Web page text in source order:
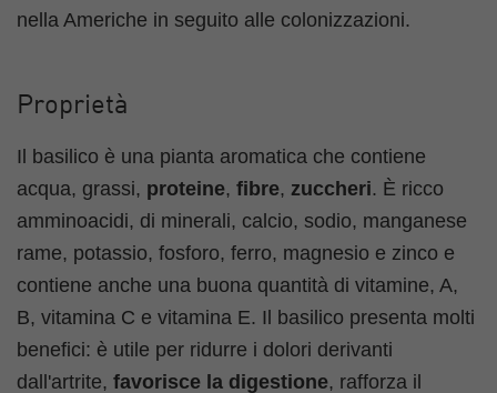
nella Americhe in seguito alle colonizzazioni.
Proprietà
Il basilico è una pianta aromatica che contiene
acqua, grassi, proteine, fibre, zuccheri. È ricco
amminoacidi, di minerali, calcio, sodio, manganese
rame, potassio, fosforo, ferro, magnesio e zinco e
contiene anche una buona quantità di vitamine, A,
B, vitamina C e vitamina E. Il basilico presenta molti
benefici: è utile per ridurre i dolori derivanti
dall'artrite, favorisce la digestione, rafforza il